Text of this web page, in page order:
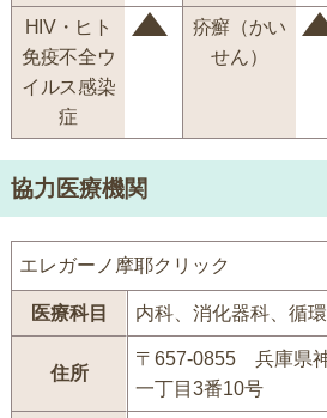
HIV・ヒト
免疫不全ウ
イルス感染
症
疥癬（かい
せん）
協力医療機関
エレガーノ摩耶クリック
医療科目 内科、消化器科、循
住所
〒657-0855 兵庫県
一丁目3番10号